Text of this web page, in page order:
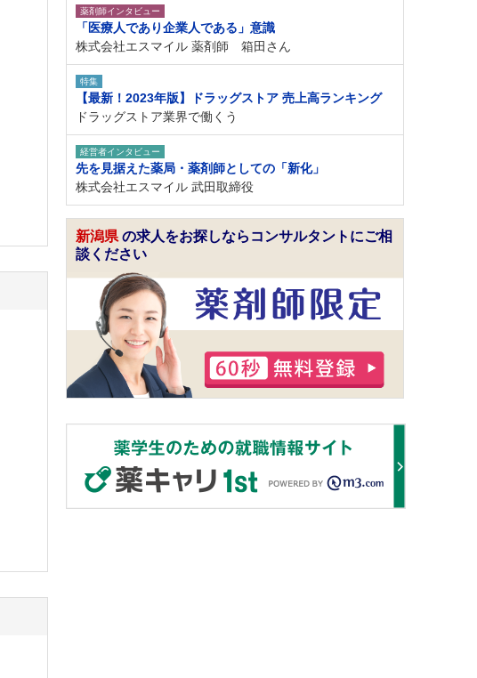
薬剤師インタビュー
「医療人であり企業人である」意識
株式会社エスマイル 薬剤師 箱田さん
特集
【最新！2023年版】ドラッグストア 売上高ランキング
ドラッグストア業界で働くう
経営者インタビュー
先を見据えた薬局・薬剤師としての「新化」
株式会社エスマイル 武田取締役
新潟県 の求人をお探しならコンサルタントにご相
談ください